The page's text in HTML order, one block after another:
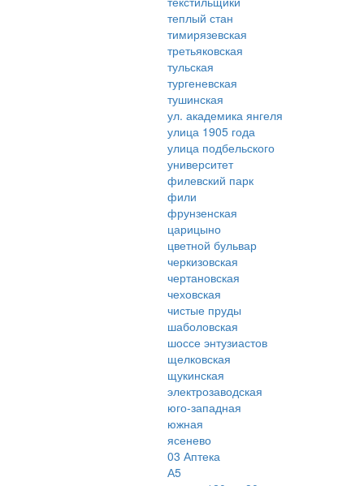
теплый стан
тимирязевская
третьяковская
тульская
тургеневская
тушинская
ул. академика янгеля
улица 1905 года
улица подбельского
университет
филевский парк
фили
фрунзенская
царицыно
цветной бульвар
черкизовская
чертановская
чеховская
чистые пруды
шаболовская
шоссе энтузиастов
щелковская
щукинская
электрозаводская
юго-западная
южная
ясенево
03 Аптека
А5